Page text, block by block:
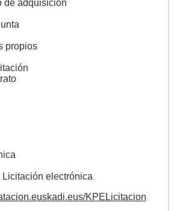
de adquisición
propios
electrónica
KPELicitacion